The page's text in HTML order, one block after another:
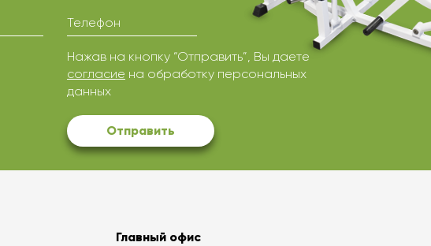
Телефон
Нажав на кнопку “Отправить”, Вы даете
согласие на обработку персональных
данных
Отправить
Главный офис